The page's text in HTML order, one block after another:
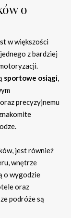
o
w większości
z bardziej
sportowe osiągi,
precyzyjnemu
jest również
wnętrze
o wygodzie
oraz
podróże są